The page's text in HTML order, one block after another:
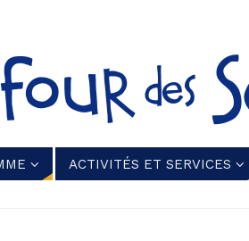
ACTIVITÉS ET SERVICES